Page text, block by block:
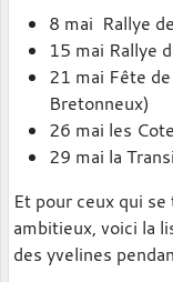
8 mai Rallye
15 mai Rallye
21 mai Fête
Bretonneux)
26 mai les
29 mai la
Et pour ceux qui
ambitieux, voici la
des yvelines